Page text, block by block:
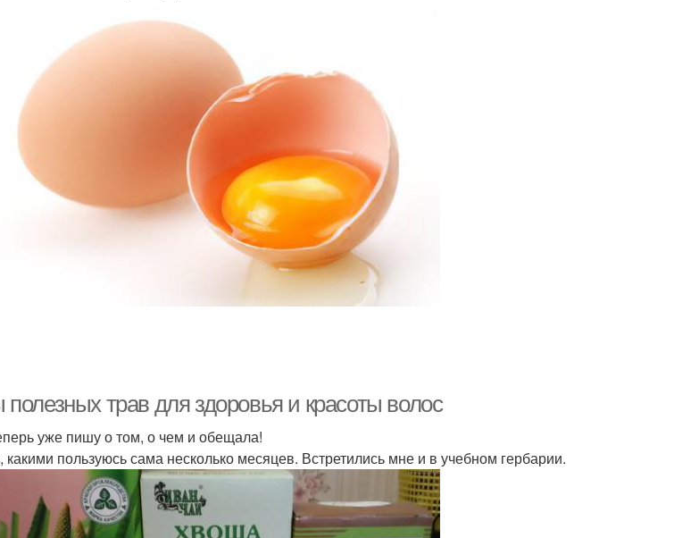
полезных трав для здоровья и красоты волос
уже пишу о том, о чем и обещала!
пользуюсь сама несколько месяцев. Встретились мне и в учебном гербарии.